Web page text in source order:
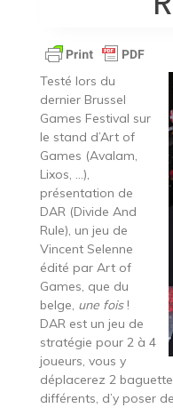
Testé lors du
dernier Brussel
Games Festival sur
le stand d’Art of
Games (Avalam,
Lixos, …),
présentation de
DAR (Divide And
Rule), un jeu de
Vincent Selenne
édité par Art of
Games, que du
belge, une fois!
DAR est un jeu de
stratégie pour 2 à 4
joueurs, vous y
déplacerez 2
différents, d’y poser